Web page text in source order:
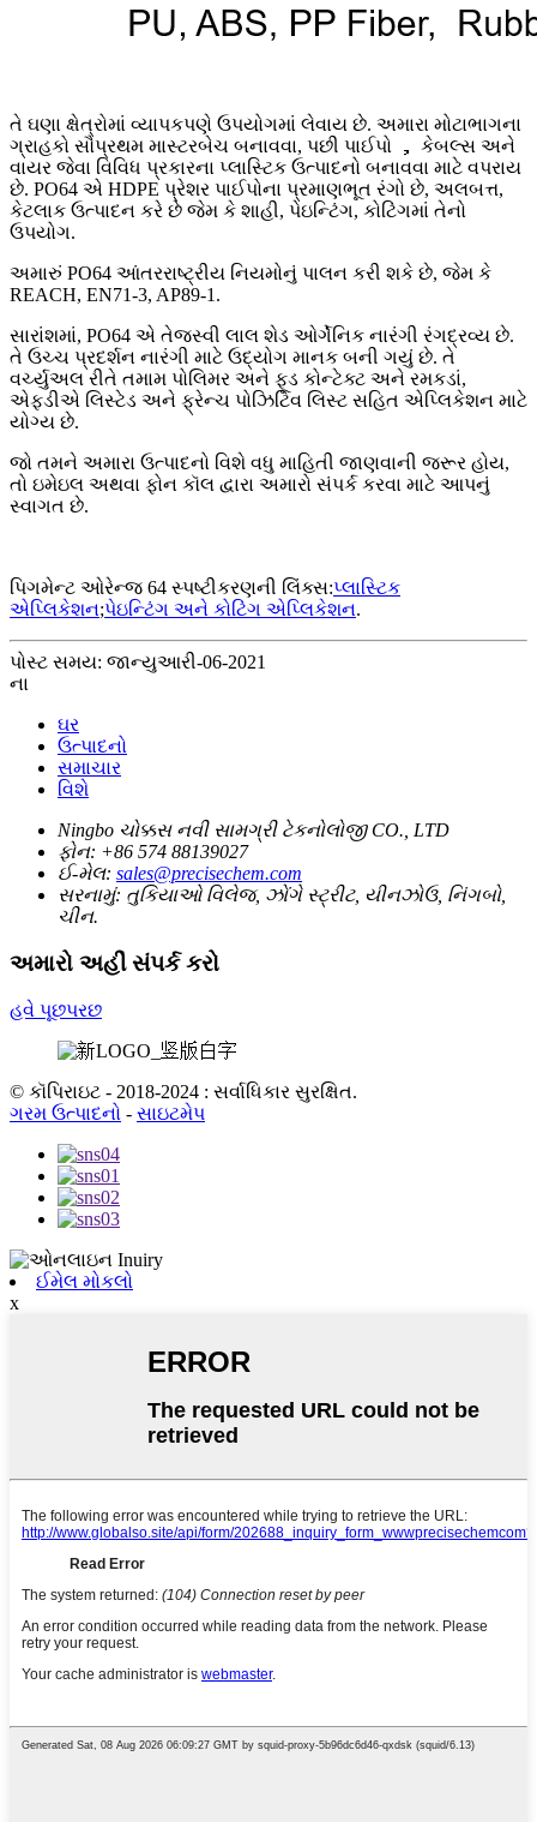
તે ઘણા ક્ષેત્રોમાં વ્યાપકપણે ઉપયોગમાં લેવાય છે. અમારા મોટાભાગના
ગ્રાહકો સૌપ્રથમ માસ્ટરબેચ બનાવવા, પછી પાઈપો ， કેબલ્સ અને
વાયર જેવા વિવિધ પ્રકારના પ્લાસ્ટિક ઉત્પાદનો બનાવવા માટે વપરાય
છે. PO64 એ HDPE પ્રેશર પાઈપોના પ્રમાણભૂત રંગો છે, અલબત્ત,
કેટલાક ઉત્પાદન કરે છે જેમ કે શાહી, પેઇન્ટિંગ, કોટિંગમાં તેનો
ઉપયોગ.
અમારું PO64 આંતરરાષ્ટ્રીય નિયમોનું પાલન કરી શકે છે, જેમ કે
REACH, EN71-3, AP89-1.
સારાંશમાં, PO64 એ તેજસ્વી લાલ શેડ ઓર્ગેનિક નારંગી રંગદ્રવ્ય છે.
તે ઉચ્ચ પ્રદર્શન નારંગી માટે ઉદ્યોગ માનક બની ગયું છે. તે
વર્ચ્યુઅલ રીતે તમામ પોલિમર અને ફૂડ કોન્ટેક્ટ અને રમકડાં,
એફડીએ લિસ્ટેડ અને ફ્રેન્ચ પોઝિટિવ લિસ્ટ સહિત એપ્લિકેશન માટે
યોગ્ય છે.
જો તમને અમારા ઉત્પાદનો વિશે વધુ માહિતી જાણવાની જરૂર હોય,
તો ઇમેઇલ અથવા ફોન કૉલ દ્વારા અમારો સંપર્ક કરવા માટે આપનું
સ્વાગત છે.
પિગમેન્ટ ઓરેન્જ 64 સ્પષ્ટીકરણની લિંક્સ:પ્લાસ્ટિક
એપ્લિકેશન;પેઇન્ટિંગ અને કોટિંગ એપ્લિકેશન.
પોસ્ટ સમય: જાન્યુઆરી-06-2021
ના
ઘર
ઉત્પાદનો
સમાચાર
વિશે
Ningbo ચોક્કસ નવી સામગ્રી ટેકનોલોજી CO., LTD
ફોન: +86 574 88139027
ઈ-મેલ: sales@precisechem.com
સરનામું: તુકિયાઓ વિલેજ, ઝોંગે સ્ટ્રીટ, યીનઝોઉ, નિંગબો,
ચીન.
અમારો અહીં સંપર્ક કરો
હવે પૂછપરછ
© કૉપિરાઇટ - 2018-2024 : સર્વાધિકાર સુરક્ષિત.
ગરમ ઉત્પાદનો - સાઇટમેપ
ઈમેલ મોકલો
x